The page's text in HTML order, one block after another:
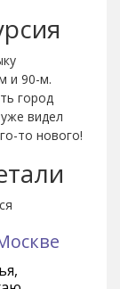
и 90-м.
город
видел
то нового!